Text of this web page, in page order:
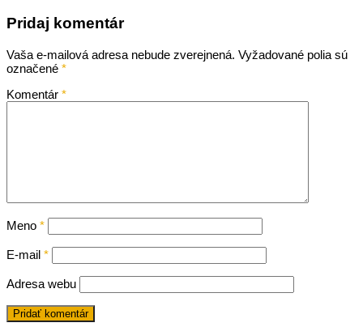
Pridaj komentár
Vaša e-mailová adresa nebude zverejnená. Vyžadované polia sú
označené *
Komentár *
Meno *
E-mail *
Adresa webu